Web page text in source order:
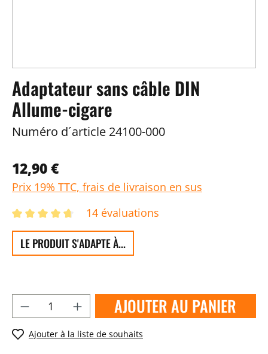
Adaptateur sans câble DIN
Allume-cigare
Numéro d´article 24100-000
12,90 €
Prix 19% TTC, frais de livraison en sus
14 évaluations
LE PRODUIT S'ADAPTE À...
AJOUTER AU PANIER
Ajouter à la liste de souhaits